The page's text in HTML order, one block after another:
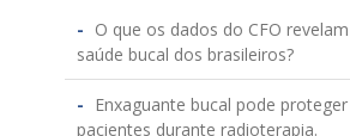
O que os dados do CFO
saúde bucal dos brasileiros?
Enxaguante bucal pode
pacientes durante radioterapia.